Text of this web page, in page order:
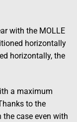
with the MOLLE
horizontally
horizontally, the
a maximum
to the
case even with